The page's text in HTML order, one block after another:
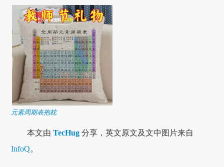
元素周期表抱枕
本文由TecHug 分享，英文原文及文中图片来自
InfoQ。